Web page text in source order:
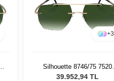
+3
Silhouette 8746/75 7520
Erkek Güneş Gözlüğü
39.952,94 TL